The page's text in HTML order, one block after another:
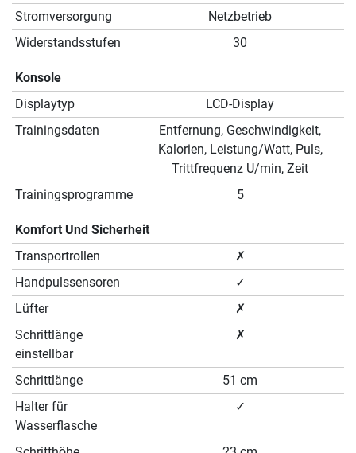
Stromversorgung
Netzbetrieb
Widerstandsstufen
30
Konsole
Displaytyp
LCD-Display
Trainingsdaten
Entfernung, Geschwindigkeit,
Kalorien, Leistung/Watt, Puls,
Trittfrequenz U/min, Zeit
Trainingsprogramme
5
Komfort Und Sicherheit
Transportrollen
✗
Handpulssensoren
✓
Lüfter
✗
Schrittlänge
einstellbar
✗
Schrittlänge
51 cm
Halter für
Wasserflasche
✓